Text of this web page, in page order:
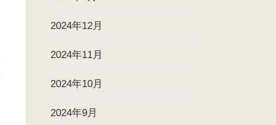
2024年12月
2024年11月
2024年10月
2024年9月